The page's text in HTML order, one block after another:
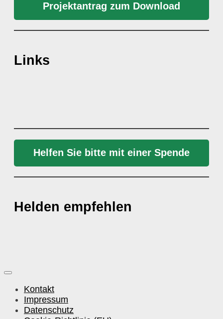
Projektantrag zum Download
Links
Helfen Sie bitte mit einer Spende
Helden empfehlen
Kontakt
Impressum
Datenschutz